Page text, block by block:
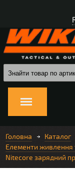
Головна Каталог
Елементи живлення
Nitecore зарядний